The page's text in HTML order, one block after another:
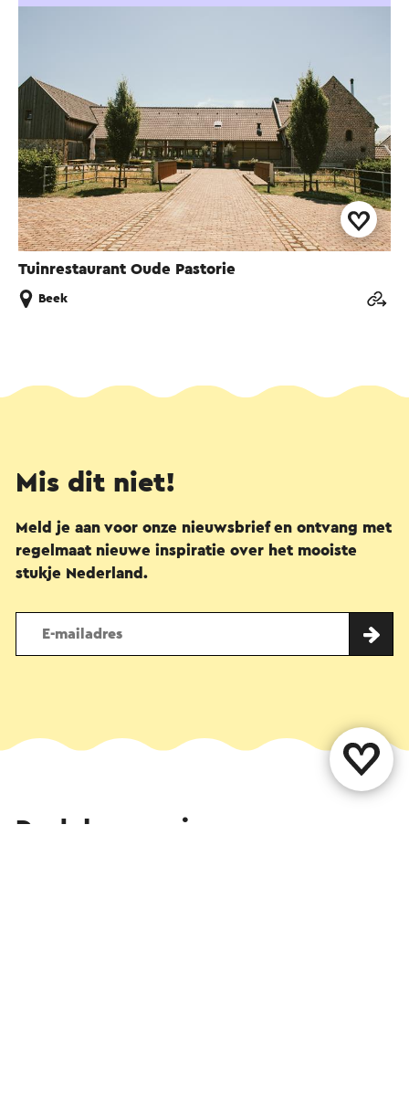
Tuinrestaurant Oude Pastorie
Beek
Mis dit niet!
Meld je aan voor onze nieuwsbrief en ontvang met
regelmaat nieuwe inspiratie over het mooiste
stukje Nederland.
Deel deze pagina